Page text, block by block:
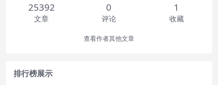
25392
文章
0
评论
1
收藏
查看作者其他文章
排行榜展示